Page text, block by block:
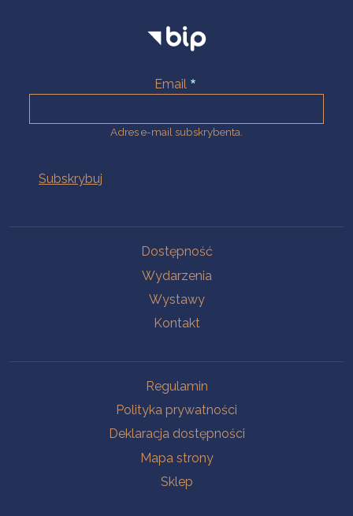
Email
Adres e-mail subskrybenta.
Dostępność
Wydarzenia
Wystawy
Kontakt
Regulamin
Polityka prywatności
Deklaracja dostępności
Mapa strony
Sklep